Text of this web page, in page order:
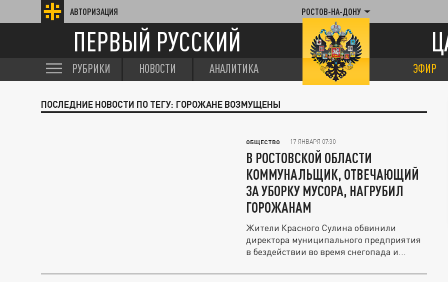
АВТОРИЗАЦИЯ РОСТОВ-НА-ДОНУ
ПЕРВЫЙ РУССКИЙ
РУБРИКИ НОВОСТИ АНАЛИТИКА ЭФИР
ПОСЛЕДНИЕ НОВОСТИ ПО ТЕГУ: ГОРОЖАНЕ ВОЗМУЩЕНЫ
ОБЩЕСТВО 17 ЯНВАРЯ 07:30
В РОСТОВСКОЙ ОБЛАСТИ
КОММУНАЛЬЩИК, ОТВЕЧАЮЩИЙ
ЗА УБОРКУ МУСОРА, НАГРУБИЛ
ГОРОЖАНАМ
Жители Красного Сулина обвинили
директора муниципального предприятия
в бездействии во время снегопада и...